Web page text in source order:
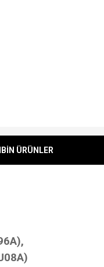
ÜRÜNLER